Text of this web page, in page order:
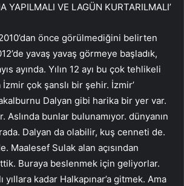
YAPILMALI VE LAGÜN KURTARILMALI’
önce görülmediğini belirten
yavaş yavaş görmeye başladık,
ayında. Yılın 12 ayı bu çok tehlikeli
çok şanslı bir şehir. İzmir’
Dalyan gibi harika bir yer var.
Aslında bunlar bulunamıyor. dünyanın
Dalyan da olabilir, kuş cenneti de.
Maalesef Sulak alan açısından
Buraya beslenmek için geliyorlar.
yıllara kadar Halkapınar’a gitmek. Ama